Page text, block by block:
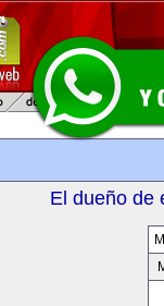
El dueño de